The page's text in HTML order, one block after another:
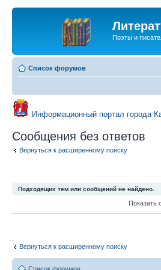
Поэты и
Список форумов
Информационный портал города
Сообщения без ответов
Вернуться к расширенному поиску
Подходящих тем или сообщений не найдено.
Показать
Вернуться к расширенному поиску
Список форумов